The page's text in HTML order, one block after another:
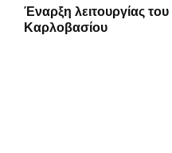
Έναρξη λειτουργίας
Καρλοβασίου